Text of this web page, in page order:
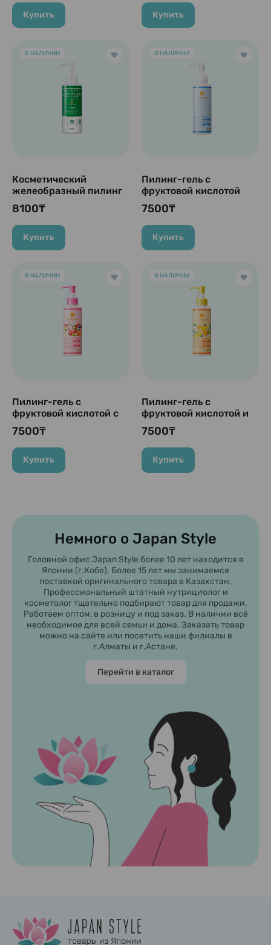
из древесного
угля"DET Clear Bright
& Peel Fruits Peeling
Купить Купить
В НАЛИЧИИ
Косметический
желеобразный пилинг
с AHA & BHA
кислотами и CICA
«DET Clear Peeling
Jelly & CICA», 180 мл.
8100₸
Купить
В НАЛИЧИИ
Пилинг-гель с
фруктовой кислотой
без аромата "Detclear
AHA&BHA", 180 мл
7500₸
Купить
В НАЛИЧИИ
Пилинг-гель с
фруктовой кислотой с
ароматом ягод
"Detclear AHA&BHA",
180 мл.
7500₸
Купить
В НАЛИЧИИ
Пилинг-гель с
фруктовой кислотой и
фруктовым ароматом
"Detclear AHA&BHA",
180 мл.
7500₸
Купить
Немного о Japan Style
Головной офис Japan Style более 10 лет находится в
Японии (г.Кобе). Более 15 лет мы занимаемся
поставкой оригинального товара в Казахстан.
Профессиональный штатный нутрициолог и
косметолог тщательно подбирают товар для продажи.
Работаем оптом, в розницу и под заказ. В наличии всё
необходимое для всей семьи и дома. Заказать товар
можно на сайте или посетить наши филиалы в
г.Алматы и г.Астане.
Перейти в каталог